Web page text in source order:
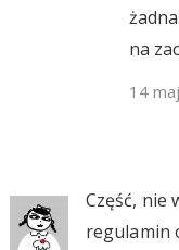
na
14
Część, nie
regulamin